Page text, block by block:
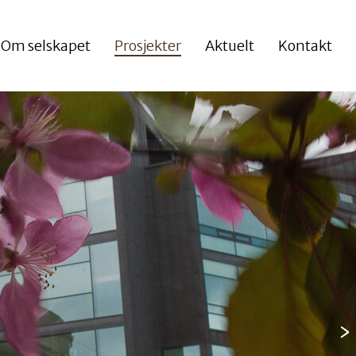
Om selskapet Prosjekter Aktuelt Kontakt
›